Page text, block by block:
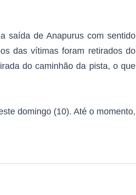
saída de Anapurus com sentido
das vítimas foram retirados do
do caminhão da pista, o que
domingo (10). Até o momento,